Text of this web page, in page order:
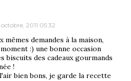
2011 05:32
mêmes demandes à la maison,
:) une bonne occasion
biscuits des cadeaux gourmands
!
bien bons, je garde la recette